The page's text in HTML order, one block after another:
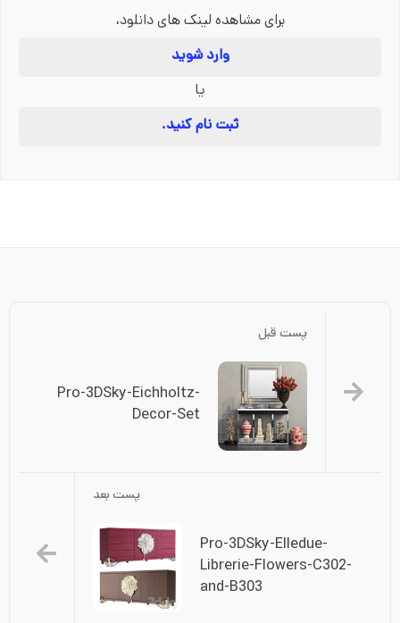
برای مشاهده لینک های دانلود،
وارد شوید
یا
ثبت نام کنید.
پست قبل
Pro-3DSky-Eichholtz-
Decor-Set
پست بعد
Pro-3DSky-Elledue-
Librerie-Flowers-C302-
and-B303